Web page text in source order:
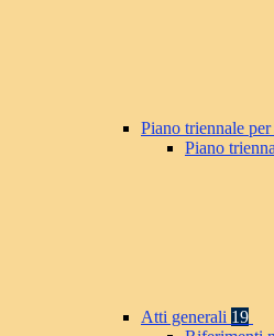
Piano triennale
Piano
Atti generali 19